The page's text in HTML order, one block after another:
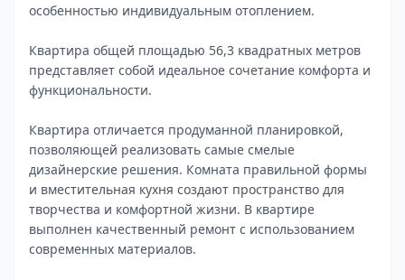
особенностью индивидуальным отоплением.
Квартира общей площадью 56,3 квадратных метров
представляет собой идеальное сочетание комфорта и
функциональности.
Квартира отличается продуманной планировкой,
позволяющей реализовать самые смелые
дизайнерские решения. Комната правильной формы
и вместительная кухня создают пространство для
творчества и комфортной жизни. В квартире
выполнен качественный ремонт с использованием
современных материалов.